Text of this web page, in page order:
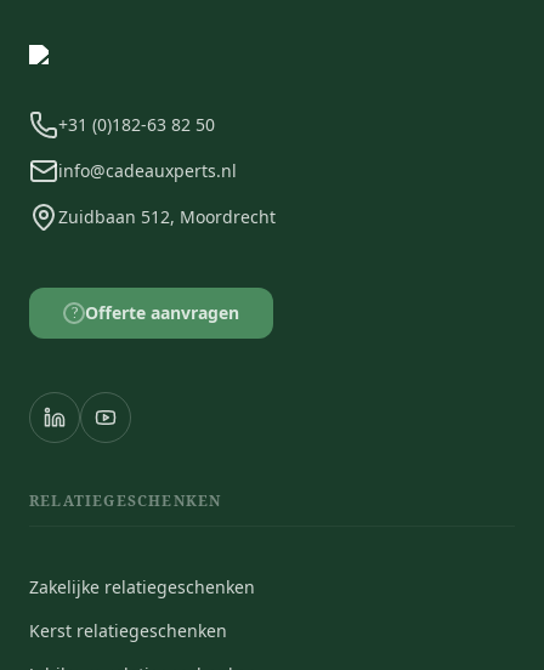
+31 (0)182-63 82 50
info@cadeauxperts.nl
Zuidbaan 512, Moordrecht
? Offerte aanvragen
RELATIEGESCHENKEN
Zakelijke relatiegeschenken
Kerst relatiegeschenken